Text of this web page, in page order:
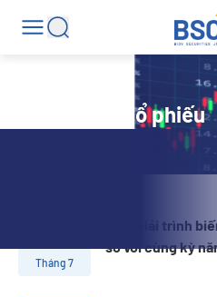
Tin tức mã cổ phiếu
Tháng 7
VID: Giải trình
so với cùng kỳ